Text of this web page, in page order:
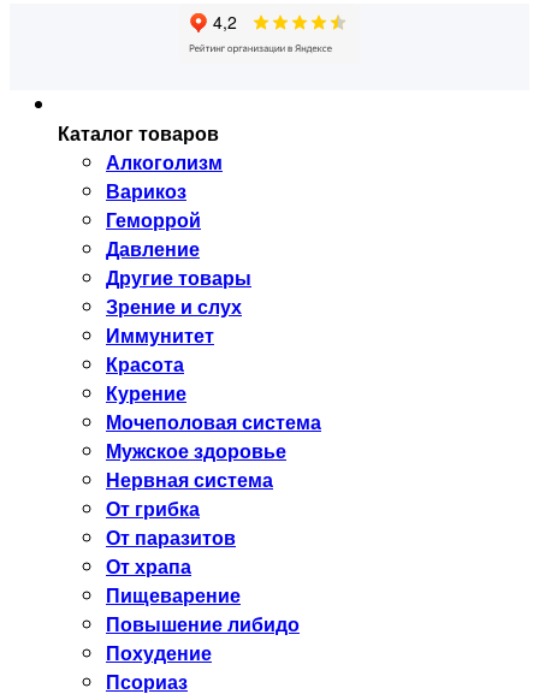
Каталог товаров
Алкоголизм
Варикоз
Геморрой
Давление
Другие товары
Зрение и слух
Иммунитет
Красота
Курение
Мочеполовая система
Мужское здоровье
Нервная система
От грибка
От паразитов
От храпа
Пищеварение
Повышение либидо
Похудение
Псориаз